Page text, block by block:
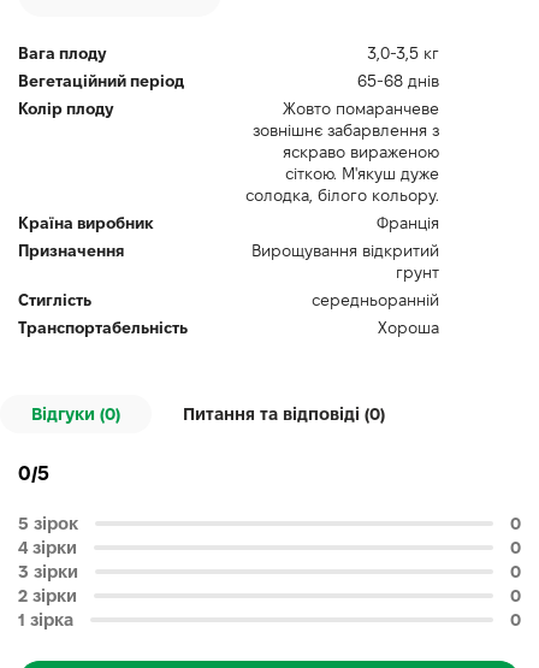
Вага плоду
3,0-3,5 кг
Вегетаційний період
65-68 днів
Колір плоду
Жовто помаранчеве
зовнішнє забарвлення з
яскраво вираженою
сіткою. М'якуш дуже
солодка, білого кольору.
Країна виробник
Франція
Призначення
Вирощування відкритий
грунт
Стиглість
середньоранній
Транспортабельність
Хороша
Відгуки (0) Питання та відповіді (0)
0/5
5 зірок
0
4 зірки
0
3 зірки
0
2 зірки
0
1 зірка
0